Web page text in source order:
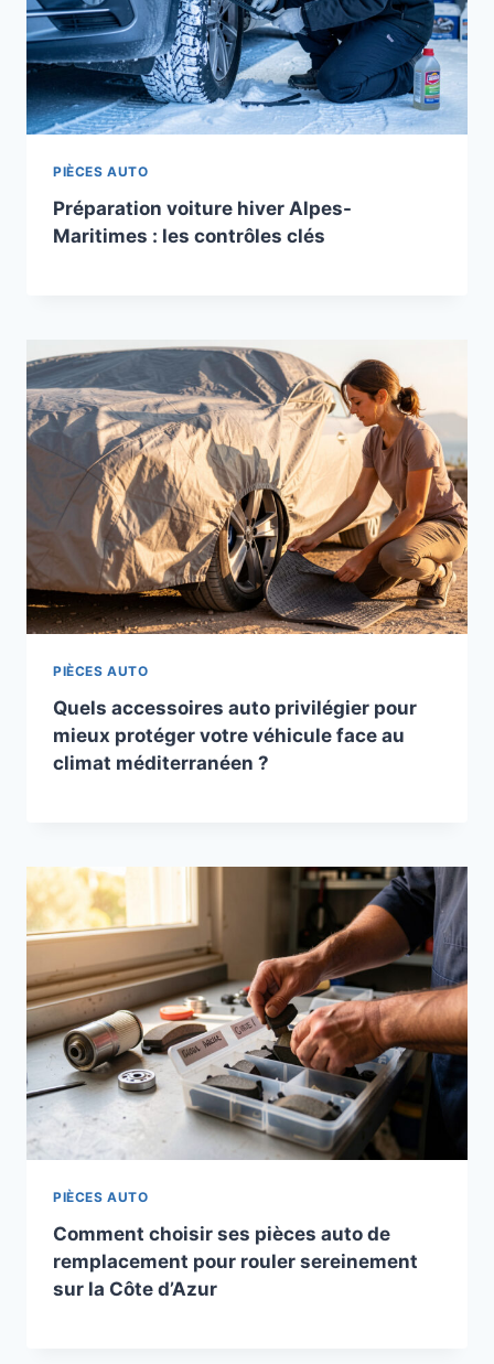
PIÈCES AUTO
Préparation voiture hiver Alpes-
Maritimes : les contrôles clés
PIÈCES AUTO
Quels accessoires auto privilégier pour
mieux protéger votre véhicule face au
climat méditerranéen ?
PIÈCES AUTO
Comment choisir ses pièces auto de
remplacement pour rouler sereinement
sur la Côte d’Azur